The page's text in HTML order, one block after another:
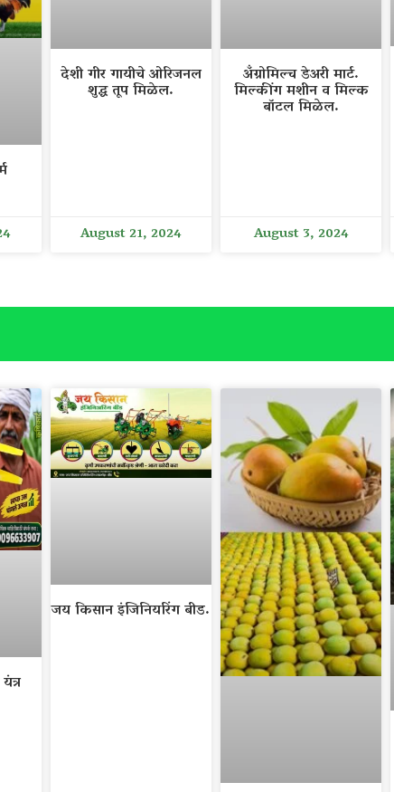
देशी गीर गायीचे ओरिजनल
शुद्ध तूप मिळेल.
August 21, 2024
अँग्रोमिल्च डेअरी मार्ट.
मिल्कींग मशीन व मिल्क
बॉटल मिळेल.
August 3, 2024
जय किसान इंजिनियरिंग बीड.